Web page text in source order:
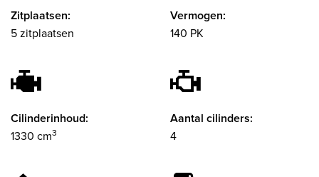
Zitplaatsen:
5 zitplaatsen
Vermogen:
140 PK
Cilinderinhoud:
1330 cm3
Aantal cilinders:
4